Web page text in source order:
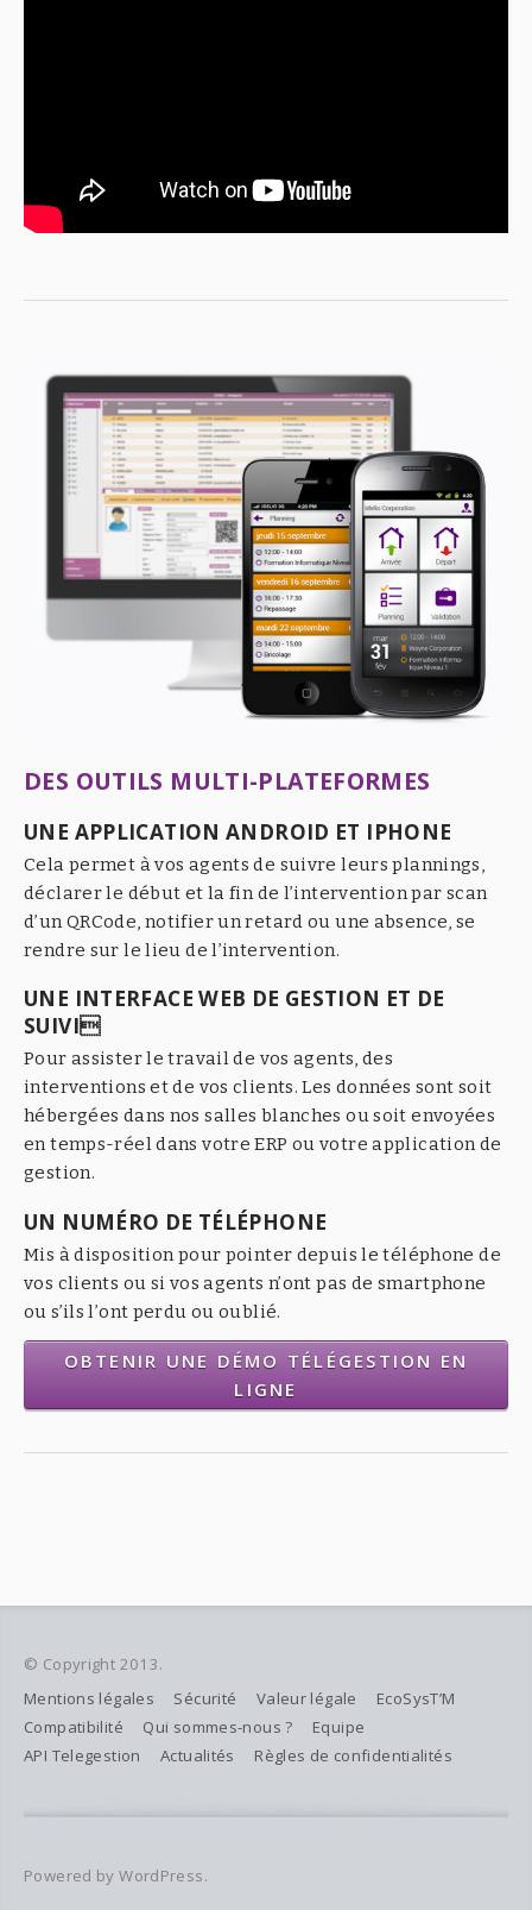
DES OUTILS MULTI-PLATEFORMES
UNE APPLICATION ANDROID ET IPHONE
Cela permet à vos agents de suivre leurs plannings,
déclarer le début et la fin de l’intervention par scan
d’un QRCode, notifier un retard ou une absence, se
rendre sur le lieu de l’intervention.
UNE INTERFACE WEB DE GESTION ET DE
SUIVI
Pour assister le travail de vos agents, des
interventions et de vos clients. Les données sont soit
hébergées dans nos salles blanches ou soit envoyées
en temps-réel dans votre ERP ou votre application de
gestion.
UN NUMÉRO DE TÉLÉPHONE
Mis à disposition pour pointer depuis le téléphone de
vos clients ou si vos agents n’ont pas de smartphone
ou s’ils l’ont perdu ou oublié.
OBTENIR UNE DÉMO TÉLÉGESTION EN
LIGNE
© Copyright 2013.
Mentions légales
Sécurité Valeur légale
EcoSysT’M
Compatibilité
Qui sommes-nous ?
Equipe
API Telegestion
Actualités Règles de confidentialités
Powered by WordPress.